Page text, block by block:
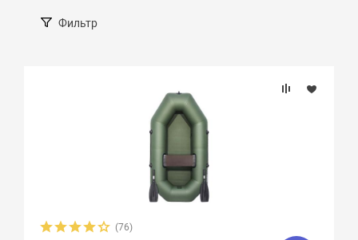
Фильтр
(76)